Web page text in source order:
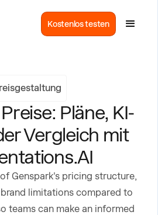
Kostenlos testen
Pläne, KI-
Vergleich mit
Genspark's pricing structure,
limitations compared to
teams can make an informed